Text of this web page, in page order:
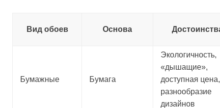
Вид обоев Основа
Бумажные Бумага
Экологичность,
«дышащие»,
доступная цена,
разнообразие
дизайнов